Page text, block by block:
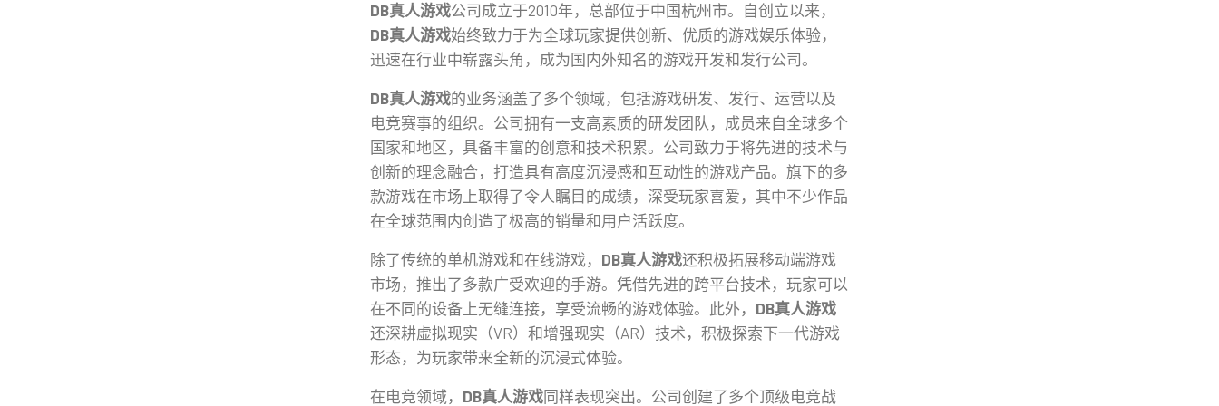
DB真人游戏公司成立于2010年，总部位于中国杭州市。自创立以来，
DB真人游戏始终致力于为全球玩家提供创新、优质的游戏娱乐体验，
迅速在行业中崭露头角，成为国内外知名的游戏开发和发行公司。
DB真人游戏的业务涵盖了多个领域，包括游戏研发、发行、运营以及
电竞赛事的组织。公司拥有一支高素质的研发团队，成员来自全球多个
国家和地区，具备丰富的创意和技术积累。公司致力于将先进的技术与
创新的理念融合，打造具有高度沉浸感和互动性的游戏产品。旗下的多
款游戏在市场上取得了令人瞩目的成绩，深受玩家喜爱，其中不少作品
在全球范围内创造了极高的销量和用户活跃度。
除了传统的单机游戏和在线游戏， DB真人游戏还积极拓展移动端游戏
市场，推出了多款广受欢迎的手游。凭借先进的跨平台技术，玩家可以
在不同的设备上无缝连接，享受流畅的游戏体验。此外， DB真人游戏
还深耕虚拟现实（VR）和增强现实（AR）技术，积极探索下一代游戏
形态，为玩家带来全新的沉浸式体验。
在电竞领域， DB真人游戏同样表现突出。公司创建了多个顶级电竞战